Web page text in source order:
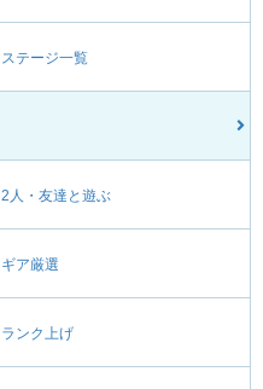
ステージ一覧
2人・友達と遊ぶ
ギア厳選
ランク上げ